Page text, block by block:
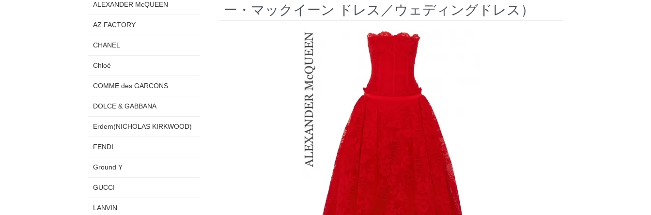
ー・マックイーン ドレス／ウェディングドレス）
ALEXANDER McQUEEN
AZ FACTORY
CHANEL
Chloé
COMME des GARCONS
DOLCE & GABBANA
Erdem(NICHOLAS KIRKWOOD)
FENDI
Ground Y
GUCCI
LANVIN